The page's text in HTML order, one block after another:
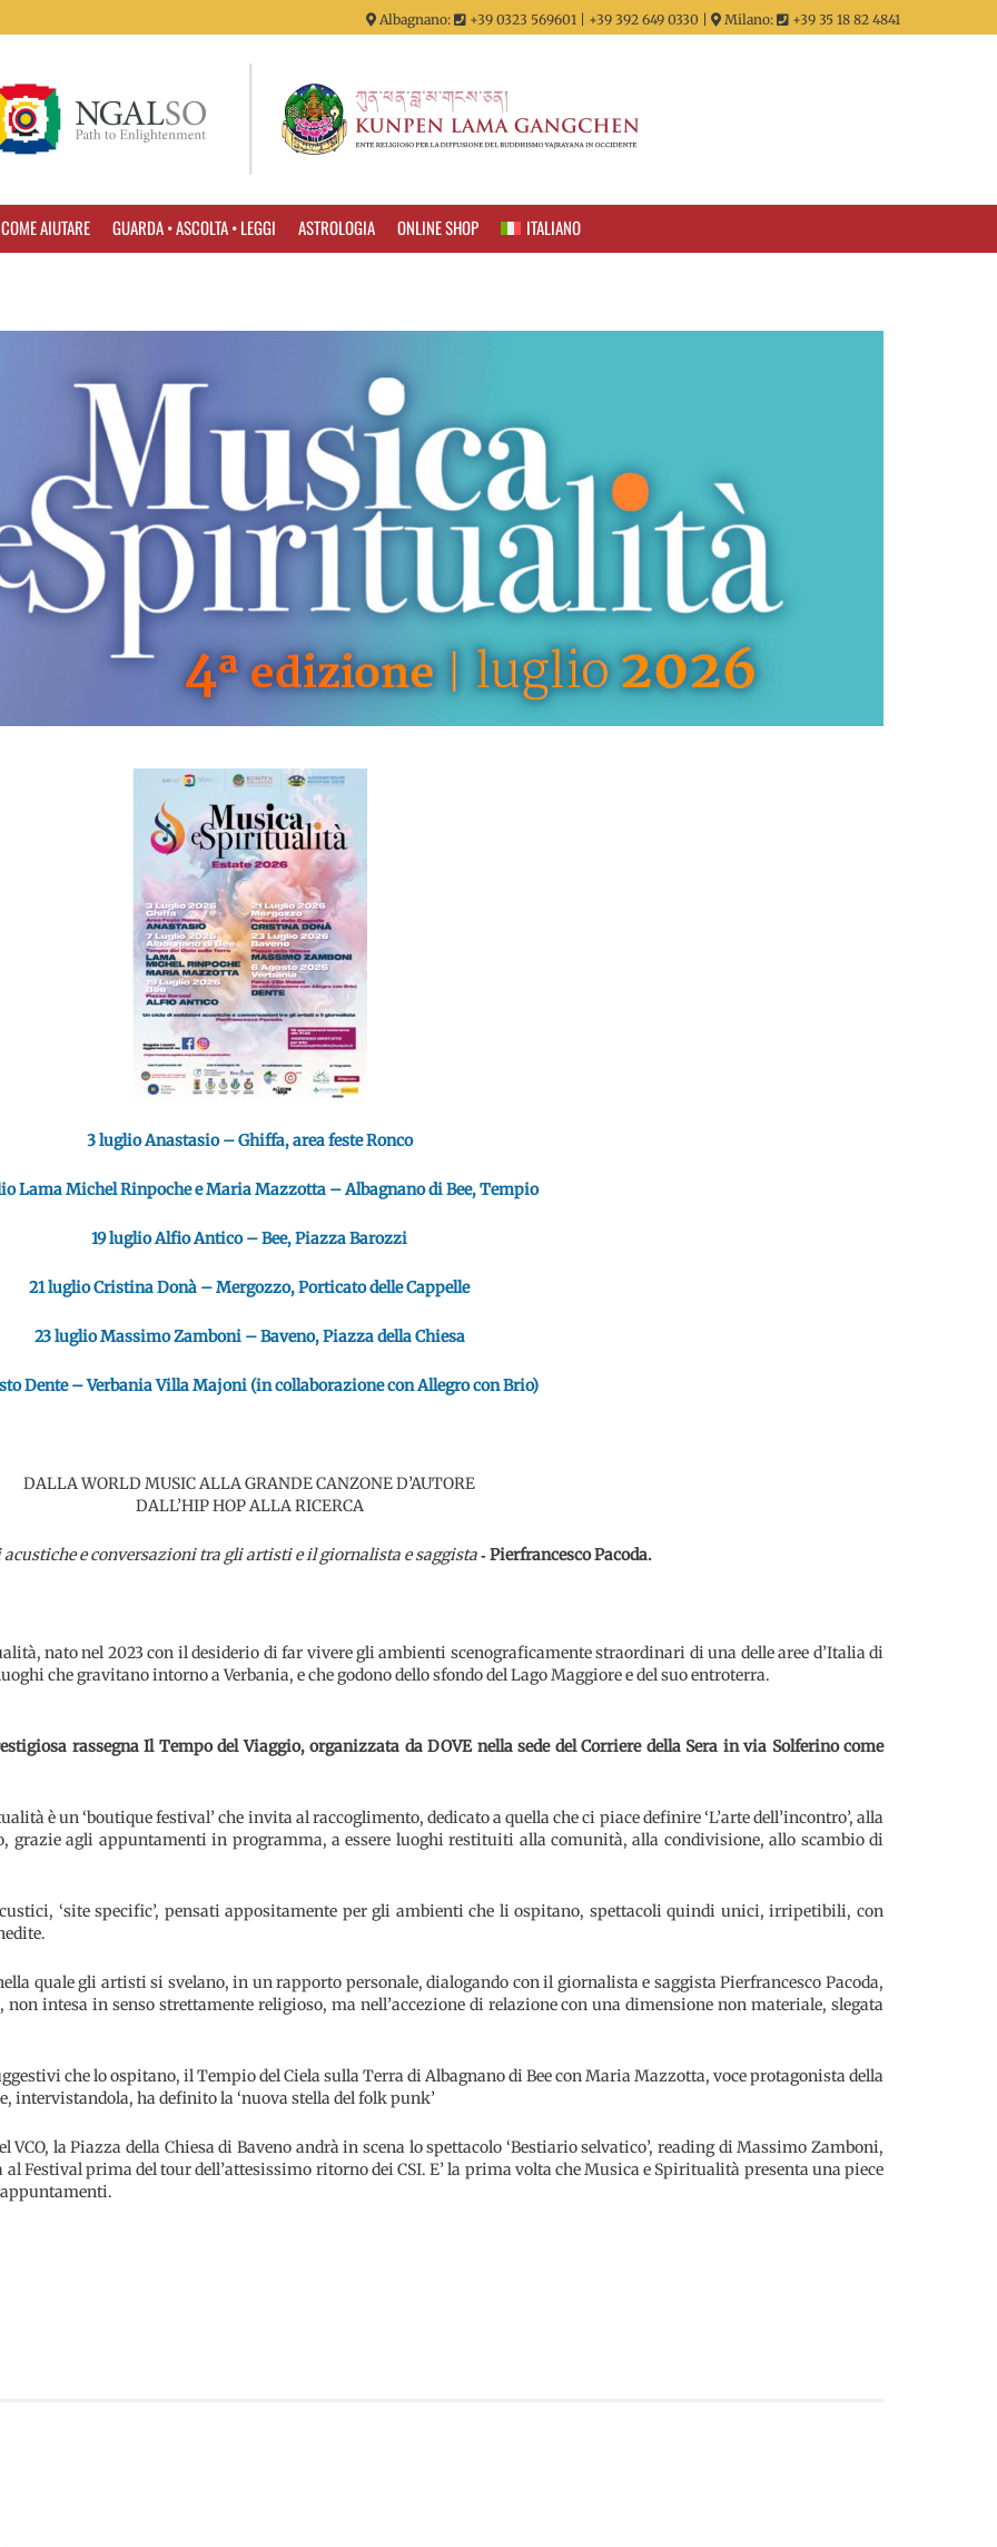
Albagnano: +39 0323 569601 | +39 392 649 0330 | Milano: +39 35 18 82 4841
COME AIUTARE GUARDA • ASCOLTA • LEGGI ASTROLOGIA ONLINE SHOP ITALIANO
3 luglio Anastasio – Ghiffa, area feste Ronco
Lama Michel Rinpoche e Maria Mazzotta – Albagnano di Bee, Tempio
19 luglio Alfio Antico – Bee, Piazza Barozzi
21 luglio Cristina Donà – Mergozzo, Porticato delle Cappelle
23 luglio Massimo Zamboni – Baveno, Piazza della Chiesa
Dente – Verbania Villa Majoni (in collaborazione con Allegro con Brio)
DALLA WORLD MUSIC ALLA GRANDE CANZONE D’AUTORE
DALL’HIP HOP ALLA RICERCA
e conversazioni tra gli artisti e il giornalista e saggista‐ Pierfrancesco Pacoda.
nato nel 2023 con il desiderio di far vivere gli ambienti scenograficamente straordinari di una delle aree d’Italia di
che gravitano intorno a Verbania, e che godono dello sfondo del Lago Maggiore e del suo entroterra.
rassegna Il Tempo del Viaggio, organizzata da DOVE nella sede del Corriere della Sera in via Solferino come
è un ‘boutique festival’ che invita al raccoglimento, dedicato a quella che ci piace definire ‘L’arte dell’incontro’, alla
grazie agli appuntamenti in programma, a essere luoghi restituiti alla comunità, alla condivisione, allo scambio di
‘site specific’, pensati appositamente per gli ambienti che li ospitano, spettacoli quindi unici, irripetibili, con
quale gli artisti si svelano, in un rapporto personale, dialogando con il giornalista e saggista Pierfrancesco Pacoda,
intesa in senso strettamente religioso, ma nell’accezione di relazione con una dimensione non materiale, slegata
che lo ospitano, il Tempio del Ciela sulla Terra di Albagnano di Bee con Maria Mazzotta, voce protagonista della
intervistandola, ha definito la ‘nuova stella del folk punk’
la Piazza della Chiesa di Baveno andrà in scena lo spettacolo ‘Bestiario selvatico’, reading di Massimo Zamboni,
Festival prima del tour dell’attesissimo ritorno dei CSI. E’ la prima volta che Musica e Spiritualità presenta una piece